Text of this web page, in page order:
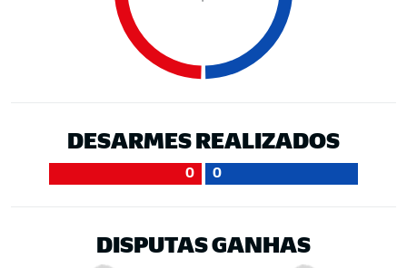
DESARMES REALIZADOS
0 0
DISPUTAS GANHAS